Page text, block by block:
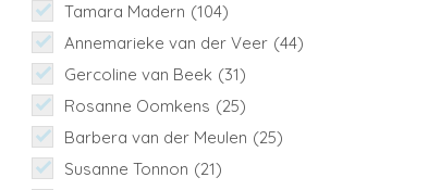
Tamara Madern (104)
Annemarieke van der Veer (44)
Gercoline van Beek (31)
Rosanne Oomkens (25)
Barbera van der Meulen (25)
Susanne Tonnon (21)